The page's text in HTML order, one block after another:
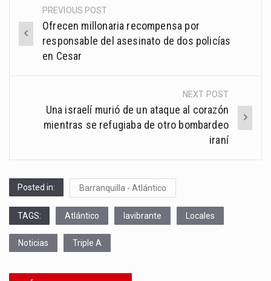
Post
navigation
PREVIOUS POST
Ofrecen millonaria recompensa por
responsable del asesinato de dos policías
en Cesar
NEXT POST
Una israelí murió de un ataque al corazón
mientras se refugiaba de otro bombardeo
iraní
Posted in: Barranquilla - Atlántico
TAGS: Atlántico lavibrante Locales
Noticias Triple A